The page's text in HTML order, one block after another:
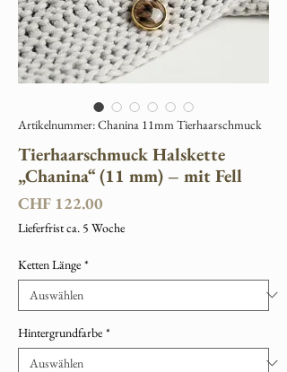
Artikelnummer: Chanina 11mm Tierhaarschmuck
Tierhaarschmuck Halskette
„Chanina“ (11 mm) – mit Fell
CHF 122.00
Lieferfrist ca. 5 Woche
Ketten Länge *
Hintergrundfarbe *